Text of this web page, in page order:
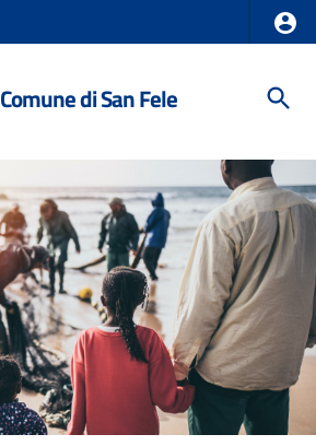
Comune di San Fele